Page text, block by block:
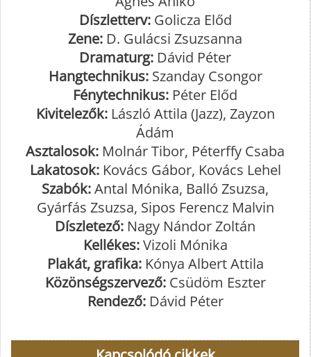
Díszletterv:Golicza Előd
Zene: D. Gulácsi Zsuzsanna
Dramaturg: Dávid Péter
Hangtechnikus:Szanday Csongor
Fénytechnikus: Péter Előd
Kivitelezők:László Attila (Jazz), Zayzon
Ádám
Asztalosok: Molnár Tibor, Péterffy Csaba
Lakatosok:Kovács Gábor, Kovács Lehel
Szabók:Antal Mónika, Balló Zsuzsa,
Gyárfás Zsuzsa, Sipos Ferencz Malvin
Díszletező: Nagy Nándor Zoltán
Kellékes:Vizoli Mónika
Plakát, grafika:Kónya Albert Attila
Közönségszervező:Csüdöm Eszter
Rendező:Dávid Péter